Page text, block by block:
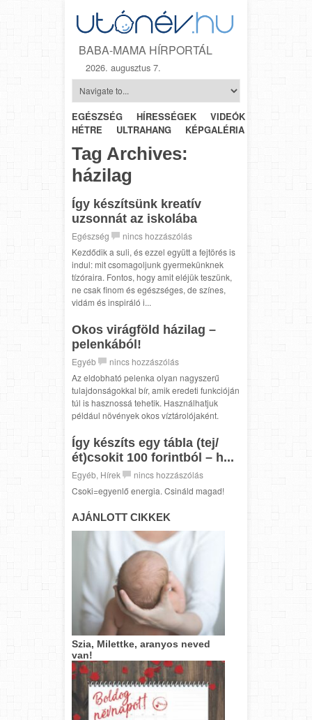
BABA-MAMA HÍRPORTÁL
2026. augusztus 7.
EGÉSZSÉG HÍRESSÉGEK VIDEÓK
HÉTRŐL-
HÉTRE
ULTRAHANG KÉPGALÉRIA
Tag Archives:
házilag
Így készítsünk kreatív
uzsonnát az iskolába
Egészség
nincs hozzászólás
Kezdődik a suli, és ezzel együtt a fejtörés is
indul: mit csomagoljunk gyermekünknek
tízóraira. Fontos, hogy amit eléjük teszünk,
ne csak finom és egészséges, de színes,
vidám és inspiráló i...
Okos virágföld házilag –
pelenkából!
Egyéb
nincs hozzászólás
Az eldobható pelenka olyan nagyszerű
tulajdonságokkal bír, amik eredeti funkcióján
túl is hasznossá tehetik. Használhatjuk
például növények okos víztárolójaként.
Így készíts egy tábla (tej/
ét)csokit 100 forintból – h...
Egyéb, Hírek
nincs hozzászólás
Csoki=egyenlő energia. Csináld magad!
AJÁNLOTT CIKKEK
Szia, Milettke, aranyos neved
van!